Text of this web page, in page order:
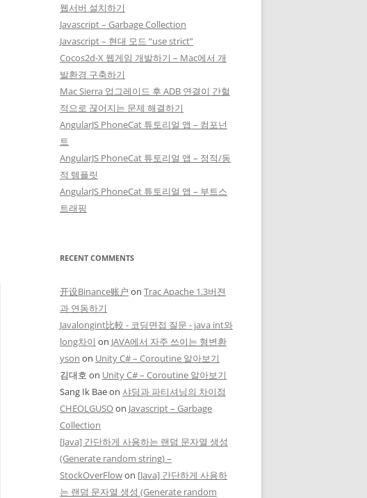
웹서버 설치하기
Javascript – Garbage Collection
Javascript – 현대 모드 “use strict”
Cocos2d-X 웹게임 개발하기 – Mac에서 개
발환경 구축하기
Mac Sierra 업그레이드 후 ADB 연결이 간헐
적으로 끊어지는 문제 해결하기
AngularJS PhoneCat 튜토리얼 앱 – 컴포넌
트
AngularJS PhoneCat 튜토리얼 앱 – 정적/동
적 템플릿
AngularJS PhoneCat 튜토리얼 앱 – 부트스
트래핑
RECENT COMMENTS
开设Binance账户 on Trac Apache 1.3버젼
과 연동하기
Javalongint比較 - 코딩면접 질문 - java int와
long차이 on JAVA에서 자주 쓰이는 형변환
yson on Unity C# – Coroutine 알아보기
김대호 on Unity C# – Coroutine 알아보기
Sang Ik Baeon 샤딩과 파티셔닝의 차이점
CHEOLGUSOon Javascript – Garbage
Collection
[Java] 간단하게 사용하는 랜덤 문자열 생성
(Generate random string) –
StockOverFlowon [Java] 간단하게 사용하
는 랜덤 문자열 생성 (Generate random